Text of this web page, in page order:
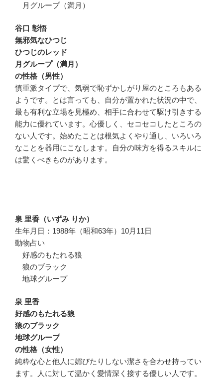
月グループ（満月）
谷口 彰悟
無邪気なひつじ
ひつじのレッド
月グループ（満月）
の性格（男性）
慎重派タイプで、気弱で恥ずかしがり屋のところもある
ようです。とは言っても、自分が置かれた状況の中で、
最も有利な立場を見極め、相手に合わせて駆け引きする
能力に優れています。心優しく、セコセコしたところの
ない人です。始めたことは根気よくやり通し、いろいろ
なことを器用にこなします。自分の味方を得るスキルに
は驚くべきものがあります。
泉 里香（いずみ りか）
生年月日：1988年（昭和63年）10月11日
動物占い
好感のもたれる狼
狼のブラック
地球グループ
泉 里香
好感のもたれる狼
狼のブラック
地球グループ
の性格（女性）
純粋な心と他人に媚びたりしない潔さを合わせ持ってい
ます。人に対して温かく愛情深く接する優しい人です。